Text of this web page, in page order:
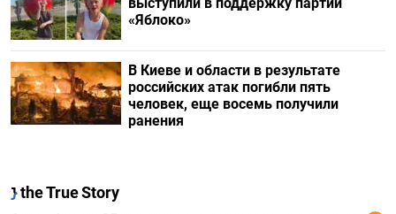
«Яблоко»
В Киеве и области в результате
российских атак погибли пять
человек, еще восемь получили
ранения